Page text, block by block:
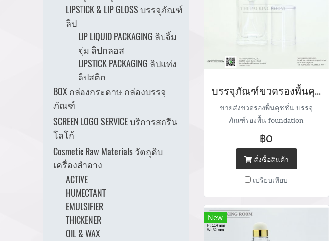
บรรจุภัณฑ์ขวดรองพื้นคุชชั่น ขวดแก้วรองพื้น foundation bootle/ cushion tube บรรจุภัณฑ์แก้ว Glass tube จำหน่ายบรรจุภัณฑ์เครื่องสำอางทุกประเภท
ขายส่งขวดรองพื้นคุชชั่น บรรจุ
ภัณฑ์รองพื้น foundation
packaging cushion case จำหน่าย
บรรจุภัณฑ์เครื่องสำอางทุกประเภท
Tel : (+66) 020 462 506-105
Mobile: 083 828 9246 Email:
marketing@packingroom.com/
sale@packingroom.com/
thepackingroomchannel@gmail.com
฿0
สั่งซื้อสินค้า
เปรียบเทียบ
New
LIPSTICK & LIP GLOSS บรรจุภัณฑ์
ลิป
LIP LIQUID PACKAGING ลิปจิ้ม
จุ่ม ลิปกลอส
LIPSTICK PACKAGING ลิปแท่ง
ลิปสติก
BOX กล่องกระดาษ กล่องบรรจุ
ภัณฑ์
SCREEN LOGO SERVICE บริการสกรีน
โลโก้
Cosmetic Raw Materials วัตถุดิบ
เครื่องสำอาง
ACTIVE
HUMECTANT
EMULSIFIER
THICKENER
OIL & WAX